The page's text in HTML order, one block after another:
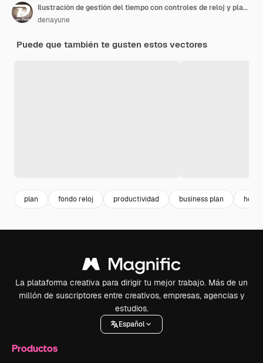
Ilustración de gestión del tiempo con controles de reloj y planificación de tareas Programación de actividades de formación
denayune
Puede que también te gusten estos vectores
plan fondo reloj productividad business plan
La plataforma creativa para dirigir tu mejor trabajo. Más de un
millón de suscriptores entre creativos, empresas, agencias y
estudios.
Español
Productos